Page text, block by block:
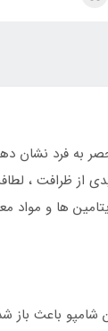
ها و مواد